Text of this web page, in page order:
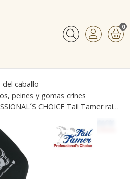
Buscar
0
caballo
peines y gomas crines
Cepillo crin y cola PROFESSIONAL´S CHOICE Tail Tamer rainbow plano